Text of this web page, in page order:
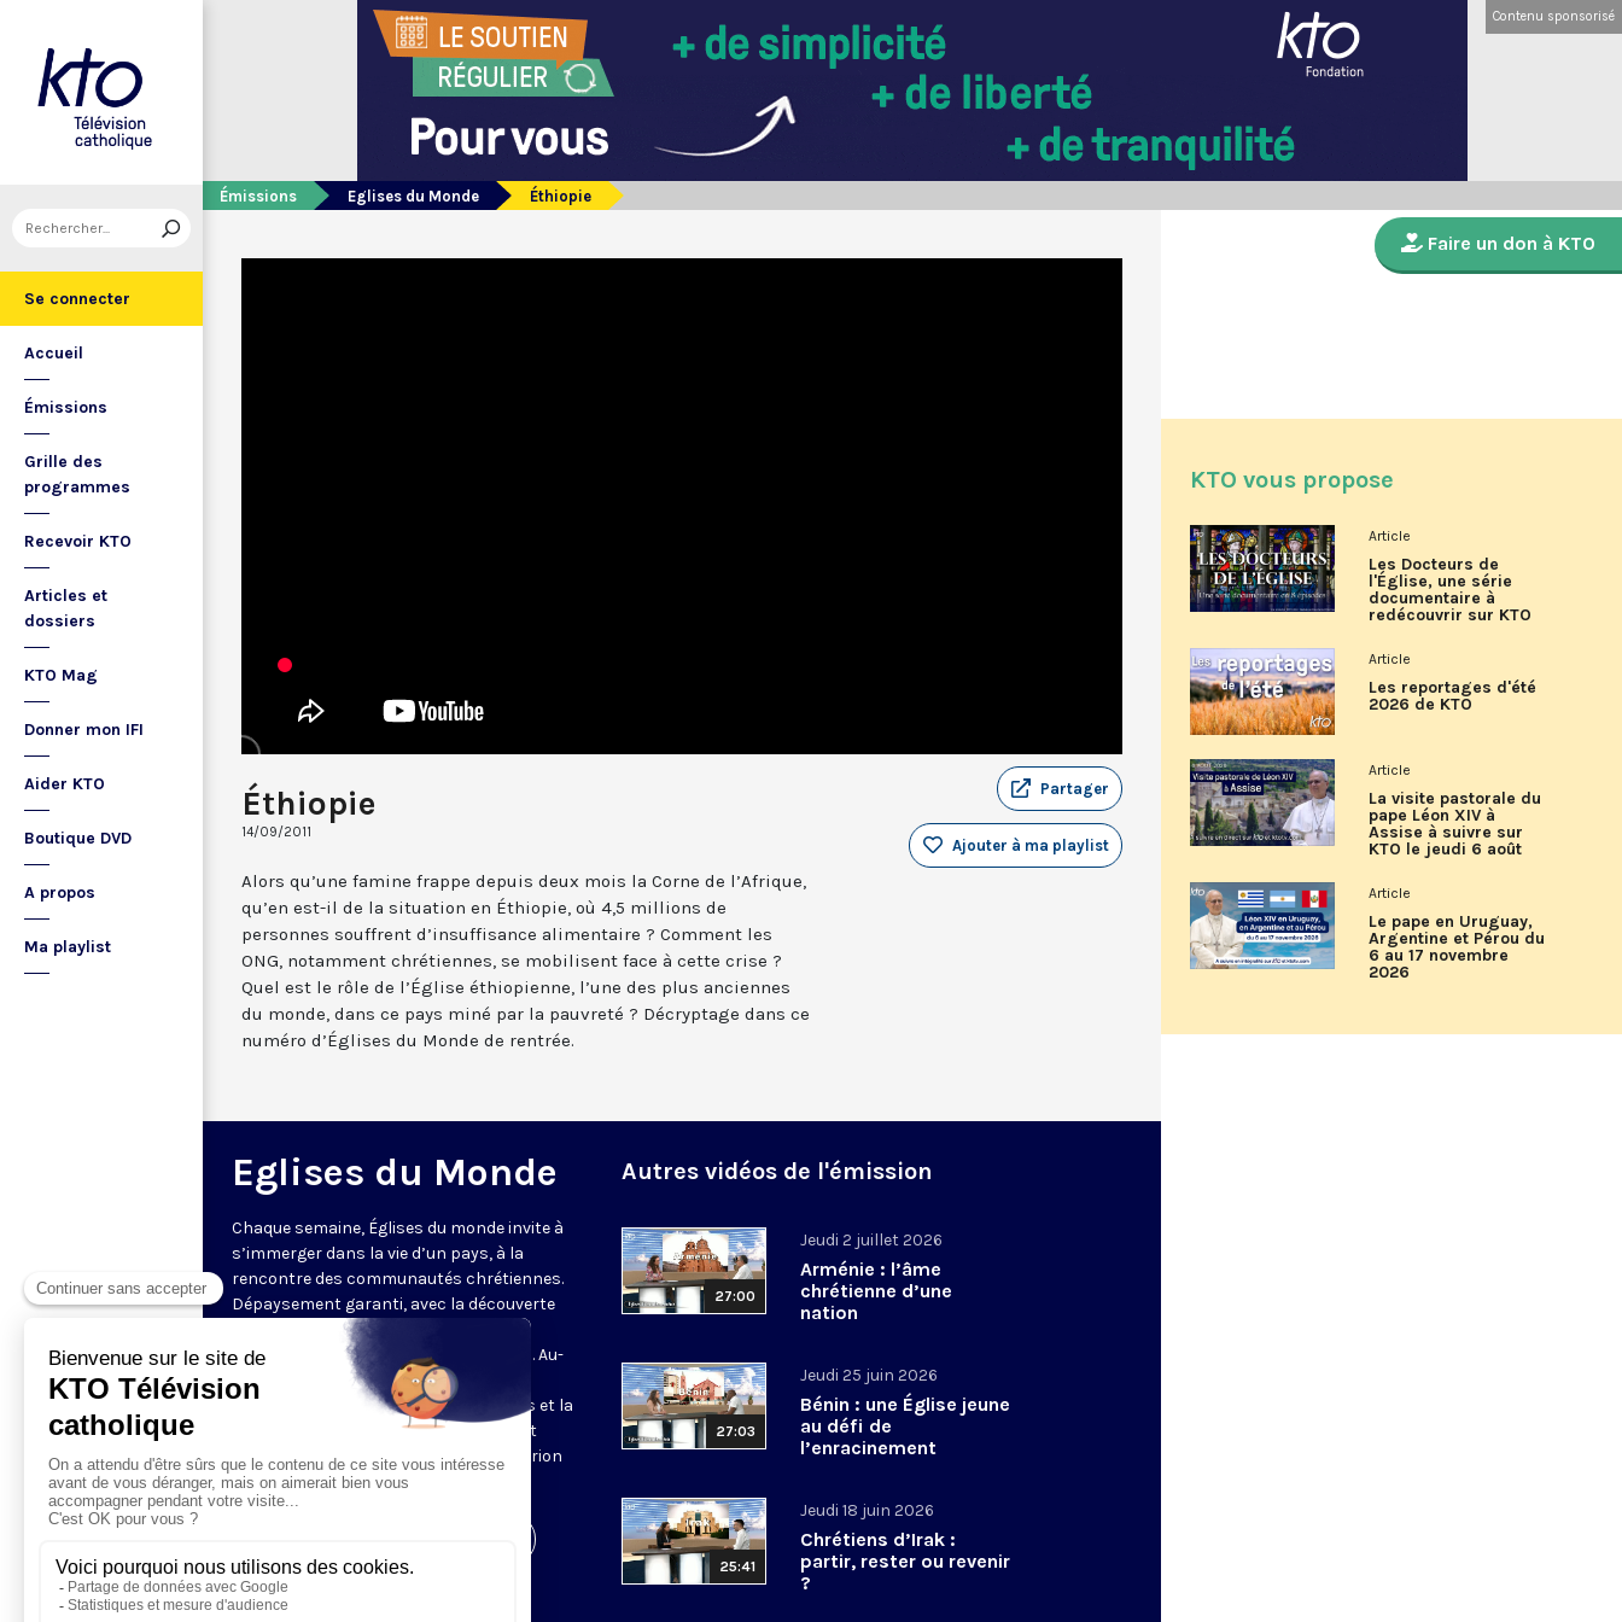
Se connecter
Accueil
Émissions
Grille des
programmes
Recevoir KTO
Articles et
dossiers
KTO Mag
Donner mon IFI
Aider KTO
Boutique DVD
A propos
Ma playlist
Contenu sponsorisé
Émissions Eglises du Monde Éthiopie
Éthiopie
14/09/2011
Partager
Ajouter à ma playlist
Alors qu’une famine frappe depuis deux mois la Corne de l’Afrique,
qu’en est-il de la situation en Éthiopie, où 4,5 millions de
personnes souffrent d’insuffisance alimentaire ? Comment les
ONG, notamment chrétiennes, se mobilisent face à cette crise ?
Quel est le rôle de l’Église éthiopienne, l’une des plus anciennes
du monde, dans ce pays miné par la pauvreté ? Décryptage dans ce
numéro d’Églises du Monde de rentrée.
Eglises du Monde
Chaque semaine, Églises du monde invite à
s’immerger dans la vie d’un pays, à la
rencontre des communautés chrétiennes.
Dépaysement garanti, avec la découverte
des spécificités et du rayonnement de
l’Église catholique ou de ses difficultés. Au-
delà de l’actualité, il s’agit aussi de
comprendre les grands enjeux du pays et la
contribution que les chrétiens peuvent
apporter à la société. Présenté par Marion
Fontenille chaque jeudi à 21h45.
Autres vidéos de l'émission
27:00
Jeudi 2 juillet 2026
Arménie : l’âme
chrétienne d’une
nation
27:03
Jeudi 25 juin 2026
Bénin : une Église jeune
au défi de
l’enracinement
25:41
Jeudi 18 juin 2026
Chrétiens d’Irak :
partir, rester ou revenir
?
Faire un don à KTO
KTO vous propose
Article
Les Docteurs de
l'Église, une série
documentaire à
redécouvrir sur KTO
Article
Les reportages d'été
2026 de KTO
Article
La visite pastorale du
pape Léon XIV à
Assise à suivre sur
KTO le jeudi 6 août
Article
Le pape en Uruguay,
Argentine et Pérou du
6 au 17 novembre
2026